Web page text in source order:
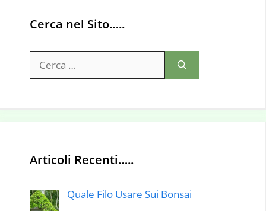
Cerca nel Sito…..
per:
Articoli Recenti…..
Quale Filo Usare Sui Bonsai